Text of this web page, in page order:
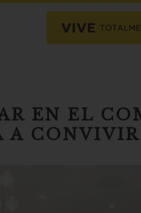
EN EL
A CONVIVIR